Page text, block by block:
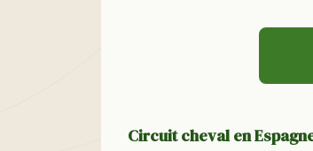
Circuit cheval en